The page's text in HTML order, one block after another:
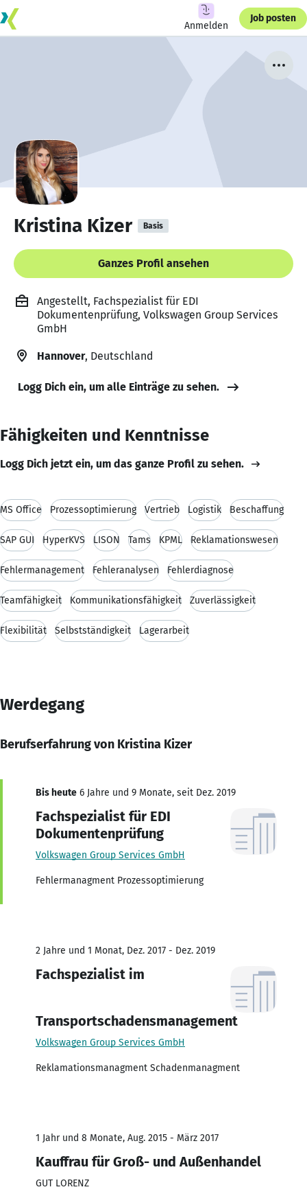
Anmelden
Job posten
Kristina Kizer Basis
Ganzes Profil ansehen
Angestellt, Fachspezialist für EDI
Dokumentenprüfung, Volkswagen Group Services
GmbH
Hannover, Deutschland
Logg Dich ein, um alle Einträge zu sehen.
Fähigkeiten und Kenntnisse
Logg Dich jetzt ein, um das ganze Profil zu sehen.
MS Office Prozessoptimierung Vertrieb Logistik Beschaffung
SAP GUI HyperKVS LISON Tams KPML Reklamationswesen
Fehlermanagement Fehleranalysen Fehlerdiagnose
Teamfähigkeit Kommunikationsfähigkeit Zuverlässigkeit
Flexibilität Selbstständigkeit Lagerarbeit
Werdegang
Berufserfahrung von Kristina Kizer
Bis heute 6 Jahre und 9 Monate, seit Dez. 2019
Fachspezialist für EDI
Dokumentenprüfung
Volkswagen Group Services GmbH
Fehlermanagment Prozessoptimierung
2 Jahre und 1 Monat, Dez. 2017 - Dez. 2019
Fachspezialist im
Transportschadensmanagement
Volkswagen Group Services GmbH
Reklamationsmanagment Schadenmanagment
1 Jahr und 8 Monate, Aug. 2015 - März 2017
Kauffrau für Groß- und Außenhandel
GUT LORENZ